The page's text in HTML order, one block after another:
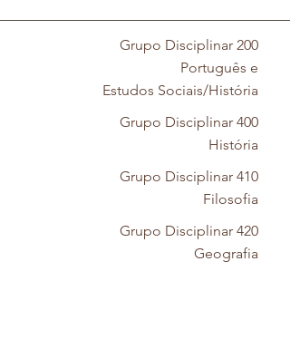
Grupo Disciplinar 200
Português e
Estudos Sociais/História
Grupo Disciplinar 400
História
Grupo Disciplinar 410
Filosofia
Grupo Disciplinar 420
Geografia